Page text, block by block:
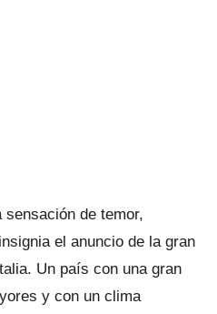
de temor,
el anuncio de la gran
Un país con una gran
y con un clima